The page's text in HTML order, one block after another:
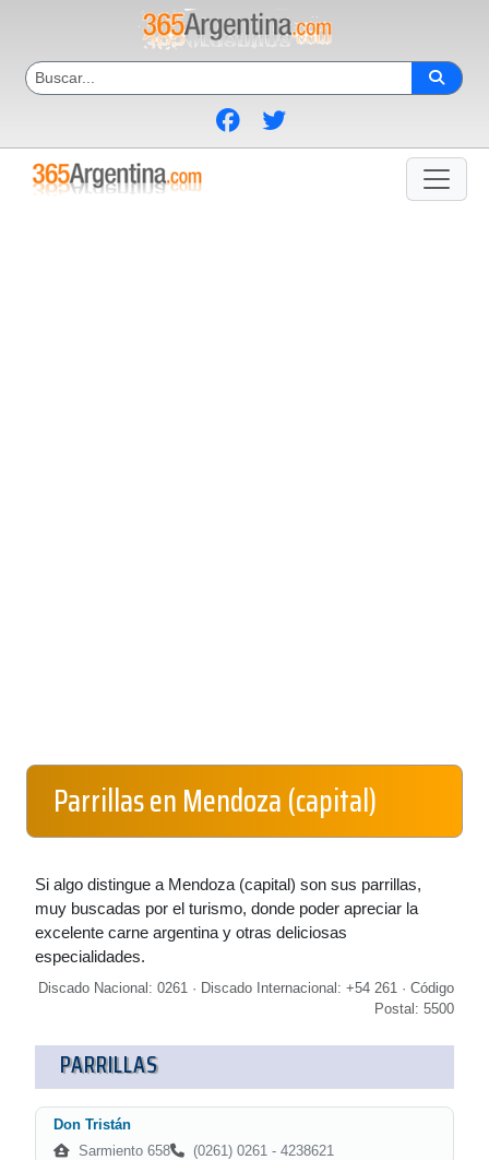
Parrillas en Mendoza (capital)
Si algo distingue a Mendoza (capital) son sus parrillas,
muy buscadas por el turismo, donde poder apreciar la
excelente carne argentina y otras deliciosas
especialidades.
Discado Nacional: 0261 · Discado Internacional: +54 261 · Código
Postal: 5500
PARRILLAS
Don Tristán
Sarmiento 658
(0261) 0261 - 4238621